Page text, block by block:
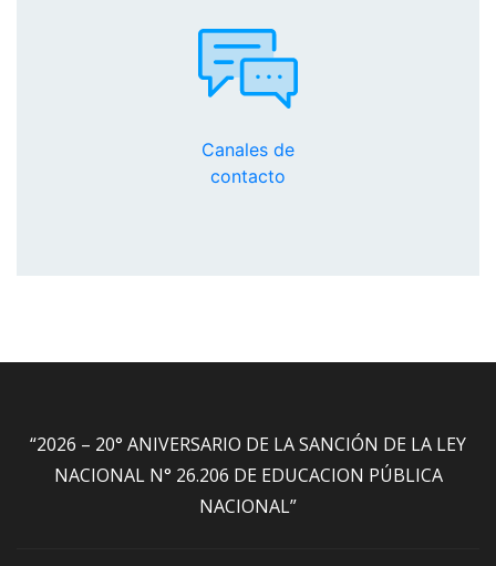
Canales de
contacto
“2026 – 20° ANIVERSARIO DE LA SANCIÓN DE LA LEY
NACIONAL N° 26.206 DE EDUCACION PÚBLICA
NACIONAL”